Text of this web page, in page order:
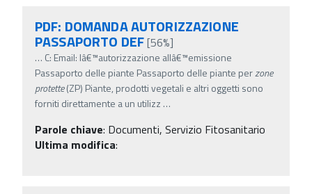
PDF: DOMANDA AUTORIZZAZIONE
PASSAPORTO DEF[56%]
… C: Email: lâ€™autorizzazione allâ€™emissione
Passaporto delle piante Passaporto delle piante perzone
protette(ZP) Piante, prodotti vegetali e altri oggetti sono
forniti direttamente a un utilizz …
Parole chiave: Documenti, Servizio Fitosanitario
Ultima modifica: